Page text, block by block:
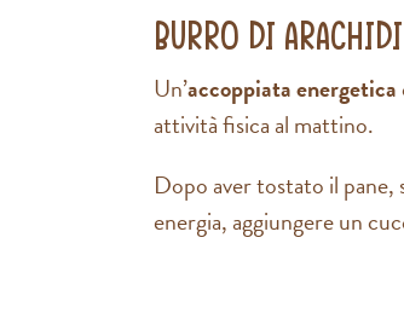
Burro di arachidi
Un’accoppiata energetica
attività fisica al mattino.
Dopo aver tostato il pane,
energia, aggiungere un